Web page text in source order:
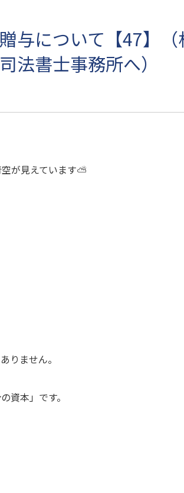
与について【47】
法書士事務所へ）
が見えています⛅
りません。
資本」です。